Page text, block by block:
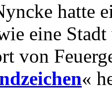
hatte
eine
von
«